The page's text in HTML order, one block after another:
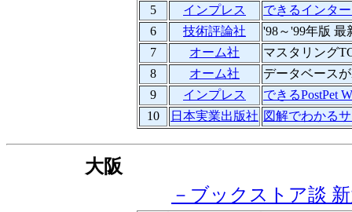
5
インプレス
できるインタ
6
技術評論社
'98～'99年版
7
オーム社
マスタリング
8
オーム社
データベース
9
インプレス
できるPostPet
10
日本実業出版社 図解でわかる
大阪
－ブックストア談